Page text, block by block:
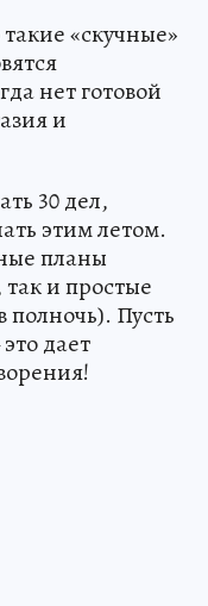
«скучные»
нет готовой
и
30 дел,
этим летом.
планы
так и простые
полночь). Пусть
дает